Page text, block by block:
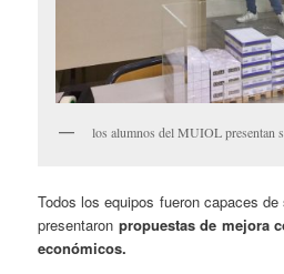
los alumnos del MUIOL presentan
Todos los equipos fueron capaces
presentaron propuestas de mejora
económicos.